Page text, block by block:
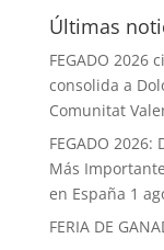
Últimas
FEGADO 2026
consolida a
Comunitat
FEGADO
Más
en España 1
FERIA DE